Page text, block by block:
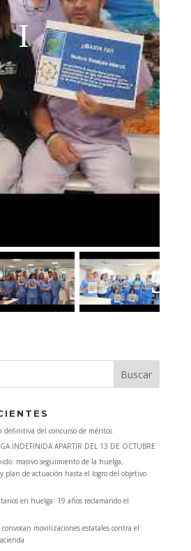
definitiva del concurso de méritos
INDEFINIDA APARTIR DEL 13 DE OCTUBRE
masivo seguimiento de la huelga,
plan de actuación hasta el logro del objetivo
en huelga: 19 años reclamando el
movilizaciones estatales contra el